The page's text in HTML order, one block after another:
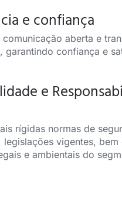
e confiança
comunicação aberta e
garantindo confiança e
e
rígidas normas de
legislações vigentes, bem
e ambientais do